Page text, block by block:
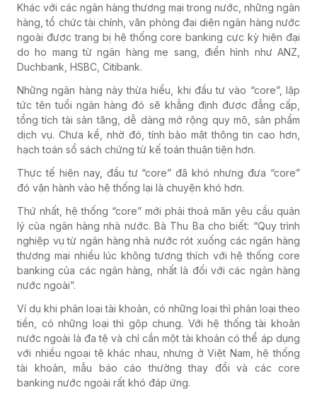
Khác với các ngân hàng thương mại trong nước, những ngân
hàng, tổ chức tài chính, văn phòng đại diện ngân hàng nước
ngoài được trang bị hệ thống core banking cực kỳ hiện đại
do họ mang từ ngân hàng mẹ sang, điển hình như ANZ,
Duchbank, HSBC, Citibank.
Những ngân hàng này thừa hiểu, khi đầu tư vào “core”, lập
tức tên tuổi ngân hàng đó sẽ khẳng định được đẳng cấp,
tổng tích tài sản tăng, dễ dàng mở rộng quy mô, sản phẩm
dịch vụ. Chưa kể, nhờ đó, tính bảo mật thông tin cao hơn,
hạch toán sổ sách chứng từ kế toán thuận tiện hơn.
Thực tế hiện nay, đầu tư “core” đã khó nhưng đưa “core”
đó vận hành vào hệ thống lại là chuyện khó hơn.
Thứ nhất, hệ thống “core” mới phải thoả mãn yêu cầu quản
lý của ngân hàng nhà nước. Bà Thu Ba cho biết: “Quy trình
nghiệp vụ từ ngân hàng nhà nước rót xuống các ngân hàng
thương mại nhiều lúc không tương thích với hệ thống core
banking của các ngân hàng, nhất là đối với các ngân hàng
nước ngoài”.
Ví dụ khi phân loại tài khoản, có những loại thì phân loại theo
tiền, có những loại thì gộp chung. Với hệ thống tài khoản
nước ngoài là đa tệ và chỉ cần một tài khoản có thể áp dụng
với nhiều ngoại tệ khác nhau, nhưng ở Việt Nam, hệ thống
tài khoản, mẫu báo cáo thường thay đổi và các core
banking nước ngoài rất khó đáp ứng.